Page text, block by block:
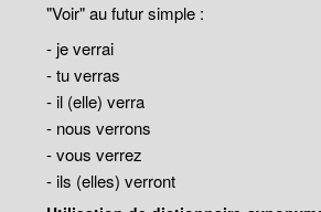
"Voir" au futur simple :
- je verrai
- tu verras
- il (elle) verra
- nous verrons
- vous verrez
- ils (elles) verront